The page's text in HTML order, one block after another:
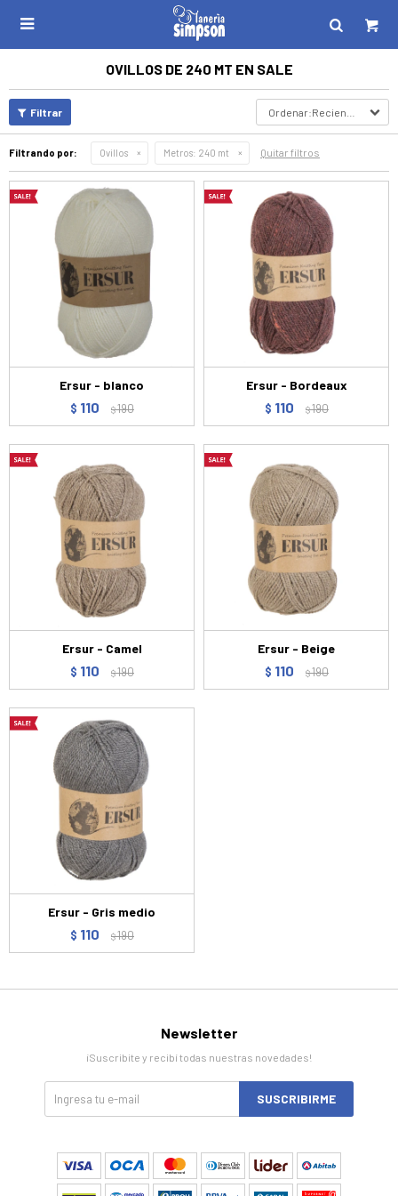

OVILLOS DE 240 MT EN SALE
Recientes
Filtrando por: Ovillos Metros: 240 mt Quitar filtros
Ersur - blanco
$ 110 $190
Ersur - Bordeaux
$ 110 $190
Ersur - Camel
$ 110 $190
Ersur - Beige
$ 110 $190
Ersur - Gris medio
$ 110 $190
Newsletter
¡Suscribite y recibí todas nuestras novedades!
SUSCRIBIRME